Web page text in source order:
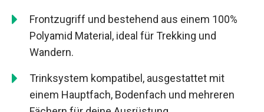
Frontzugriff und bestehend aus einem 100%
Polyamid Material, ideal für Trekking und
Wandern.
Trinksystem kompatibel, ausgestattet mit
einem Hauptfach, Bodenfach und mehreren